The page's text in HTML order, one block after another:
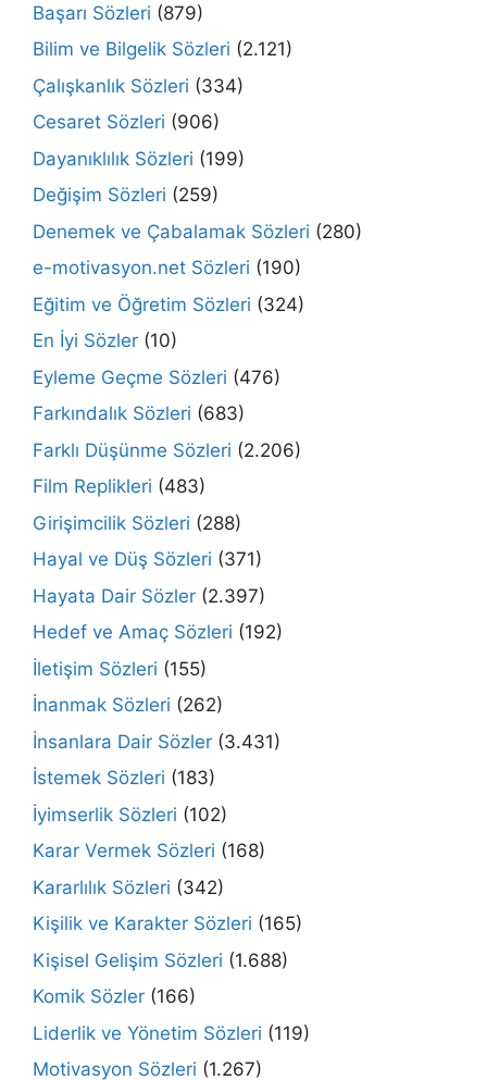
Başarı Sözleri (879)
Bilim ve Bilgelik Sözleri (2.121)
Çalışkanlık Sözleri (334)
Cesaret Sözleri (906)
Dayanıklılık Sözleri (199)
Değişim Sözleri (259)
Denemek ve Çabalamak Sözleri (280)
e-motivasyon.net Sözleri (190)
Eğitim ve Öğretim Sözleri (324)
En İyi Sözler (10)
Eyleme Geçme Sözleri (476)
Farkındalık Sözleri (683)
Farklı Düşünme Sözleri (2.206)
Film Replikleri (483)
Girişimcilik Sözleri (288)
Hayal ve Düş Sözleri (371)
Hayata Dair Sözler (2.397)
Hedef ve Amaç Sözleri (192)
İletişim Sözleri (155)
İnanmak Sözleri (262)
İnsanlara Dair Sözler (3.431)
İstemek Sözleri (183)
İyimserlik Sözleri (102)
Karar Vermek Sözleri (168)
Kararlılık Sözleri (342)
Kişilik ve Karakter Sözleri (165)
Kişisel Gelişim Sözleri (1.688)
Komik Sözler (166)
Liderlik ve Yönetim Sözleri (119)
Motivasyon Sözleri (1.267)